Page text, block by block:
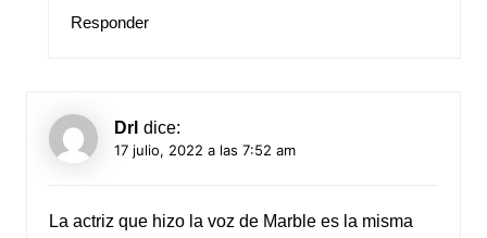
Responder
Drl dice:
17 julio, 2022 a las 7:52 am
La actriz que hizo la voz de Marble es la misma